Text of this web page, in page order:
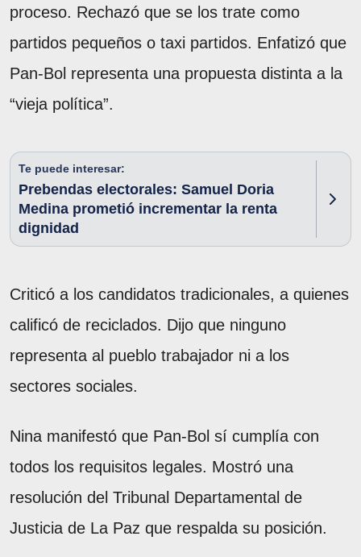
proceso. Rechazó que se los trate como
partidos pequeños o taxi partidos. Enfatizó que
Pan-Bol representa una propuesta distinta a la
“vieja política”.
Te puede interesar:
Prebendas electorales: Samuel Doria
Medina prometió incrementar la renta
dignidad
Criticó a los candidatos tradicionales, a quienes
calificó de reciclados. Dijo que ninguno
representa al pueblo trabajador ni a los
sectores sociales.
Nina manifestó que Pan-Bol sí cumplía con
todos los requisitos legales. Mostró una
resolución del Tribunal Departamental de
Justicia de La Paz que respalda su posición.